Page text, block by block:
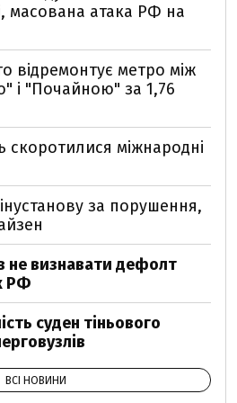
масована атака РФ на
відремонтує метро між
і "Почайною" за 1,76
скоротилися міжнародні
за порушення,
не визнавати дефолт
РФ
суден тіньового
ВСІ НОВИНИ